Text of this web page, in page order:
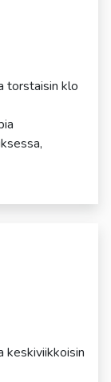
torstaisin klo
keskiviikkoisin